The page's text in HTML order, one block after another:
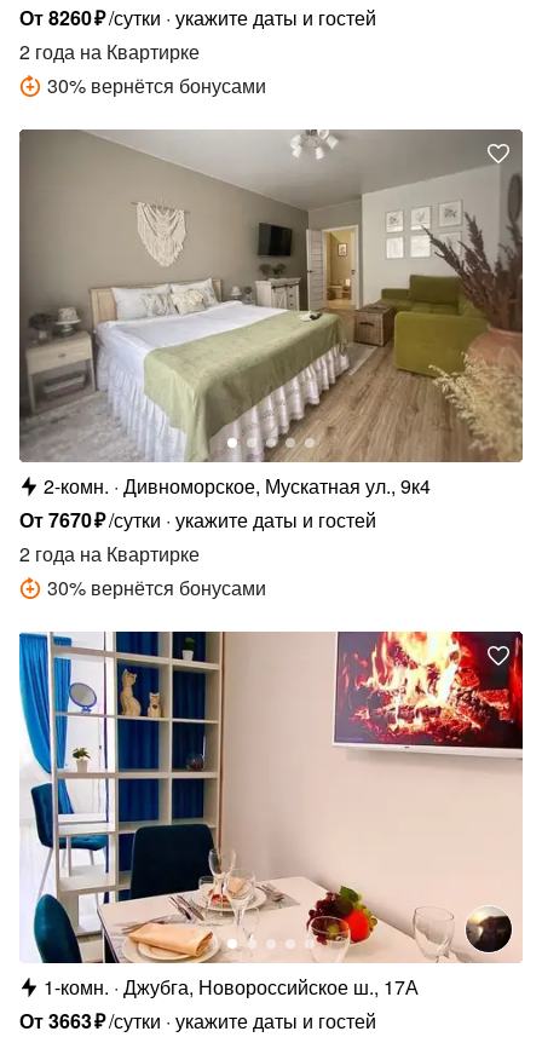
От8260₽/сутки укажите даты и гостей
2 года на Квартирке
30% вернётся бонусами
2-комн. Дивноморское, Мускатная ул., 9к4
От7670₽/сутки укажите даты и гостей
2 года на Квартирке
30% вернётся бонусами
1-комн. Джубга, Новороссийское ш., 17А
От3663₽/сутки укажите даты и гостей